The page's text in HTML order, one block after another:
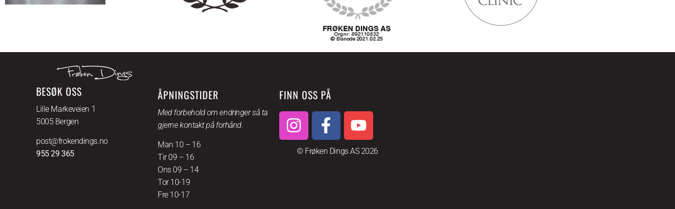
BESØK OSS
Lille Markeveien 1
5005 Bergen
post@frokendings.no
955 29 365
ÅPNINGSTIDER
Med forbehold om endringer så ta
gjerne kontakt på forhånd.
Man 10 – 16
Tir 09 – 16
Ons 09 – 14
Tor 10-19
Fre 10-17
FINN OSS PÅ
© Frøken Dings AS 2026